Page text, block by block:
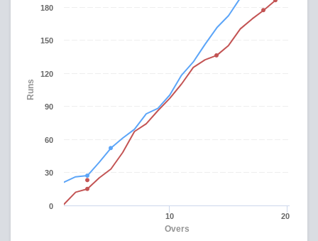
Overs
Runs
10 20
0
30
60
90
120
150
180